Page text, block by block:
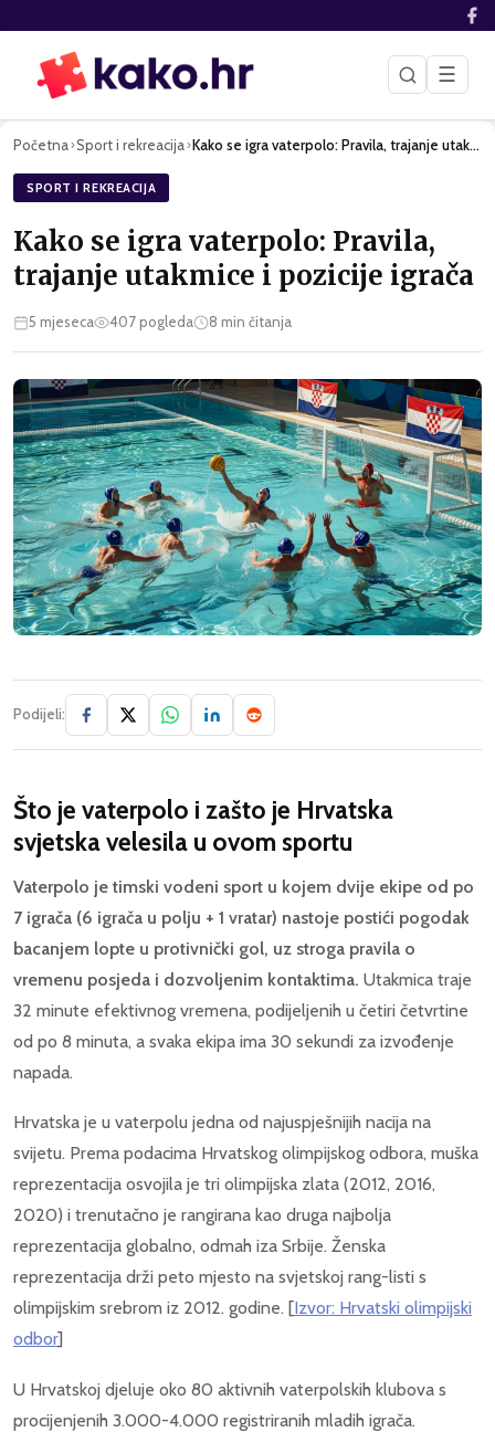
☰
Početna›Sport i rekreacija› Kako se igra vaterpolo: Pravila, trajanje utakmice i pozicij…
SPORT I REKREACIJA
Kako se igra vaterpolo: Pravila,
trajanje utakmice i pozicije igrača
5 mjeseca 407pogleda 8 min čitanja
Podijeli:
Što je vaterpolo i zašto je Hrvatska
svjetska velesila u ovom sportu
Vaterpolo je timski vodeni sport u kojem dvije ekipe od po
7 igrača (6 igrača u polju + 1 vratar) nastoje postići pogodak
bacanjem lopte u protivnički gol, uz stroga pravila o
vremenu posjeda i dozvoljenim kontaktima. Utakmica traje
32 minute efektivnog vremena, podijeljenih u četiri četvrtine
od po 8 minuta, a svaka ekipa ima 30 sekundi za izvođenje
napada.
Hrvatska je u vaterpolu jedna od najuspješnijih nacija na
svijetu. Prema podacima Hrvatskog olimpijskog odbora, muška
reprezentacija osvojila je tri olimpijska zlata (2012, 2016,
2020) i trenutačno je rangirana kao druga najbolja
reprezentacija globalno, odmah iza Srbije. Ženska
reprezentacija drži peto mjesto na svjetskoj rang-listi s
olimpijskim srebrom iz 2012. godine. [Izvor: Hrvatski olimpijski
odbor]
U Hrvatskoj djeluje oko 80 aktivnih vaterpolskih klubova s
procijenjenih 3.000-4.000 registriranih mladih igrača.